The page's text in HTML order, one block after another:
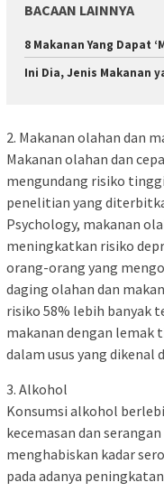
BACAAN LAINNYA
8 Makanan Yang Dapat
Ini Dia, Jenis Makanan
2. Makanan olahan dan
Makanan olahan dan
mengundang risiko
penelitian yang
Psychology, makanan
meningkatkan risiko
orang-orang yang
daging olahan dan
risiko 58% lebih banyak
makanan dengan lemak
dalam usus yang dikenal
3. Alkohol
Konsumsi alkohol
kecemasan dan
menghabiskan kadar
pada adanya